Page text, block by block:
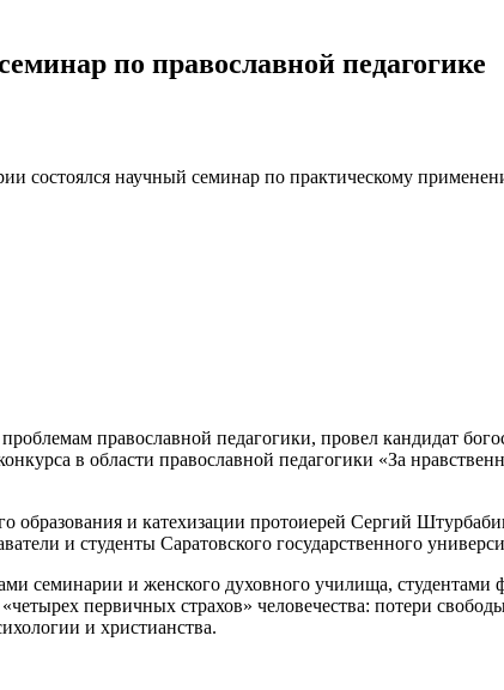
по православной педагогике
состоялся научный семинар по практическому
православной педагогики, провел кандидат
в области православной педагогики «За
образования и катехизации протоиерей Сергий
и студенты Саратовского государственного
семинарии и женского духовного училища,
первичных страхов» человечества: потери
и христианства.